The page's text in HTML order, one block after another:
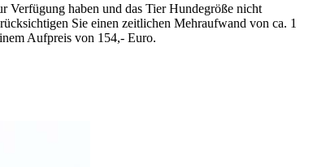
Verfügung haben und das Tier Hundegröße nicht
Sie einen zeitlichen Mehraufwand von ca. 1
Aufpreis von 154,- Euro.